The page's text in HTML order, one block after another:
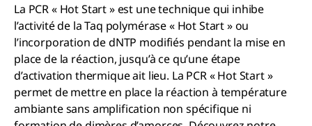
La PCR « Hot Start » est une technique qui inhibe
l’activité de la Taq polymérase « Hot Start » ou
l’incorporation de dNTP modifiés pendant la mise en
place de la réaction, jusqu’à ce qu’une étape
d’activation thermique ait lieu. La PCR « Hot Start »
permet de mettre en place la réaction à température
ambiante sans amplification non spécifique ni